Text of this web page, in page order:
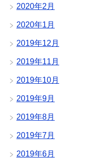
2020年2月
2020年1月
2019年12月
2019年11月
2019年10月
2019年9月
2019年8月
2019年7月
2019年6月